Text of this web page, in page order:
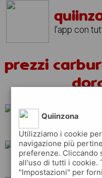
l'app con
prezzi
api
q8
Quiinzona
Utilizziamo i cookie
navigazione più
preferenze. Cliccando
all'uso di tutti i cookie.
"Impostazioni" per